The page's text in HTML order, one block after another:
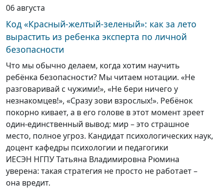
06 августа
Код «Красный-желтый-зеленый»: как за лето
вырастить из ребенка эксперта по личной
безопасности
Что мы обычно делаем, когда хотим научить
ребёнка безопасности? Мы читаем нотации. «Не
разговаривай с чужими!», «Не бери ничего у
незнакомцев!», «Сразу зови взрослых!». Ребёнок
покорно кивает, а в его голове в этот момент зреет
один-единственный вывод: мир – это страшное
место, полное угроз. Кандидат психологических наук,
доцент кафедры психологии и педагогики
ИЕСЭН НГПУ Татьяна Владимировна Рюмина
уверена: такая стратегия не просто не работает –
она вредит.